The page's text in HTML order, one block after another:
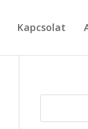
Kapcsolat